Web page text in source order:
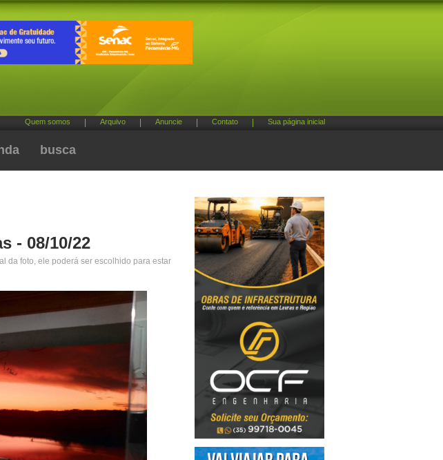
Quem somos Arquivo Anuncie Contato Sua página inicial
busca
- 08/10/22
da foto, ele poderá ser escolhido para estar